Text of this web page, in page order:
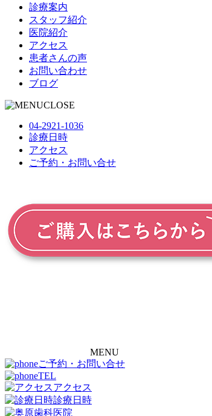
診療案内
スタッフ紹介
医院紹介
アクセス
患者さんの声
お問い合わせ
ブログ
CLOSE
04-2921-1036
診療日時
アクセス
ご予約・お問い合せ
MENU
ご予約・お問い合せ
TEL
アクセス
診療日時